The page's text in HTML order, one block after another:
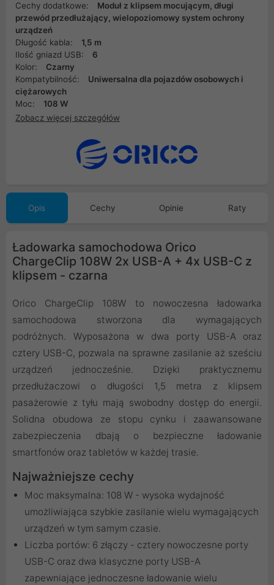
Cechy dodatkowe:
Moduł z klipsem mocującym, długi
przewód przedłużający, wielopoziomowy system ochrony
urządzeń
Długość kabla:
1,5 m
Ilość gniazd USB:
6
Kolor:
Czarny
Kompatybilność:
Uniwersalna dla pojazdów osobowych i
ciężarowych
Moc:
108 W
Zobacz więcej szczegółów
Opis Cechy Opinie Raty
Ładowarka samochodowa Orico
ChargeClip 108W 2x USB-A + 4x USB-C z
klipsem - czarna
Orico ChargeClip 108W to nowoczesna ładowarka
samochodowa stworzona dla wymagających
podróżnych. Wyposażona w dwa porty USB-A oraz
cztery USB-C, pozwala na sprawne zasilanie aż sześciu
urządzeń jednocześnie. Dzięki praktycznemu
przedłużaczowi o długości 1,5 metra z klipsem
pasażerowie z tyłu mają swobodny dostęp do energii.
Solidna obudowa ze stopu cynku i zaawansowane
zabezpieczenia dbają o bezpieczne ładowanie
smartfonów oraz tabletów w każdej trasie.
Najważniejsze cechy
Moc maksymalna: 108 W - wysoka wydajność
umożliwiająca szybkie zasilanie wielu wymagających
urządzeń w tym samym czasie.
Liczba portów: 6 złączy - cztery nowoczesne porty
USB-C oraz dwa klasyczne porty USB-A
zapewniające jednoczesne ładowanie wielu